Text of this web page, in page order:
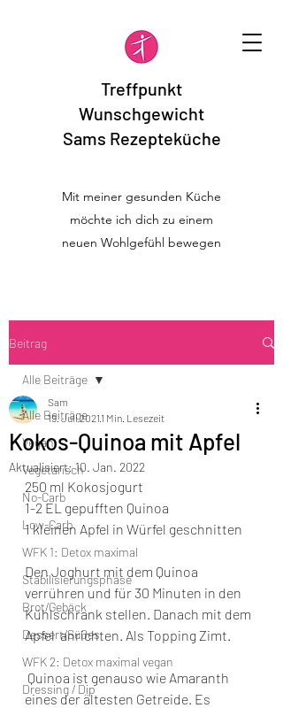
Treffpunkt
Wunschgewicht
Sams Rezepteküche
Mit meiner gesunden Küche
möchte ich dich zu einem
neuen Wohlgefühl bewegen
Beitrag
Alle Beiträge
Vegan
Vegetarisch
No-Carb
Low-Carb
WFK 1: Detox maximal
Stabilisierungsphase
Brot/Gebäck
Dessert/Süßes
WFK 2: Detox maximal vegan
Dressing / Dip
Alle Beiträge
Kokos-Quinoa mit Apfel
Sam
19. Juli 2021 1 Min. Lesezeit
Aktualisiert:10. Jan. 2022
250 ml Kokosjogurt
1-2 EL gepufften Quinoa
1 kleinen Apfel in Würfel geschnitten
Den Joghurt mit dem Quinoa
verrühren und für 30 Minuten in den
Kühlschrank stellen. Danach mit dem
Apfel  anrichten. Als Topping Zimt.
eines der ältesten Getreide. Es